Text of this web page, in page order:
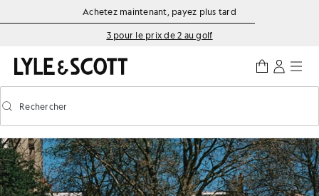
Aller directement au contenu principal
Informations sur l'accessibilité
Achetez maintenant, payez plus tard
3 pour le prix de 2 au golf
Activer/désactiver la recherche prédictive
Rechercher